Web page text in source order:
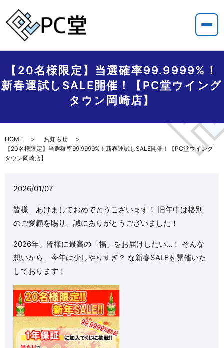
【20名様限定】当選確率99.9999%！
新春運試しSALE開催！【PC堂ウイング
タウン岡崎店】
HOME
お知らせ
【20名様限定】当選確率99.9999%！新春運試しSALE開催！【PC堂ウイング
タウン岡崎店】
2026/01/07
皆様、あけましておめでとうございます！ 旧年中は格別
のご愛顧を賜り、誠にありがとうございました！
2026年、皆様に最高の「福」をお届けしたい…！ そんな
想いから、今年は少しやりすぎ？ な新春SALEを開催いた
しております！